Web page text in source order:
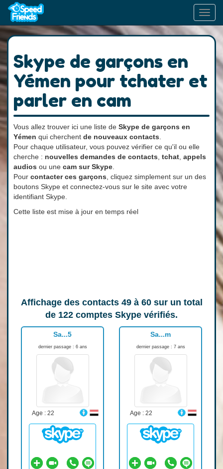
Skype de garçons en
Yémen pour tchater et
parler en cam
Vous allez trouver ici une liste de Skype de garçons en
Yémen qui cherchent de nouveaux contacts
Pour chaque utilisateur, vous pouvez vérifier ce qu'il ou elle
cherche : nouvelles demandes de contacts tchat appels
audios ou une cam sur Skype
Pour contacter ces garçons , cliquez simplement sur un des
boutons Skype et connectez-vous sur le site avec votre
identifiant Skype.
Cette liste est mise à jour en temps réel
Affichage des contacts 49 à 60sur un total
de 122 comptes Skype vérifiés.
Sa...5
dernier passage : 6 ans
Age : 22
Sa...m
dernier passage : 7 ans
Age : 22